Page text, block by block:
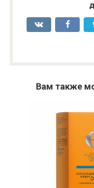
Вам также